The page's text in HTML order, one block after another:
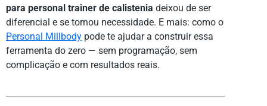
para personal trainer de calistenia deixou de ser
diferencial e se tornou necessidade. E mais: como o
Personal Millbody pode te ajudar a construir essa
ferramenta do zero — sem programação, sem
complicação e com resultados reais.